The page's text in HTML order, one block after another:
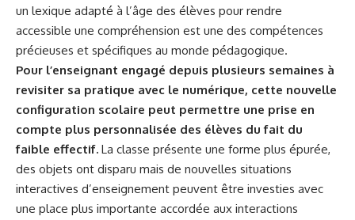
un lexique adapté à l’âge des élèves pour rendre
accessible une compréhension est une des compétences
précieuses et spécifiques au monde pédagogique.
Pour l’enseignant engagé depuis plusieurs semaines à
revisiter sa pratique avec le numérique, cette nouvelle
configuration scolaire peut permettre une prise en
compte plus personnalisée des élèves du fait du
faible effectif. La classe présente une forme plus épurée,
des objets ont disparu mais de nouvelles situations
interactives d’enseignement peuvent être investies avec
une place plus importante accordée aux interactions